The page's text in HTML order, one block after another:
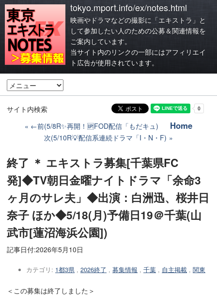
tokyo.mport.info/ex/notes.html
映画やドラマなどの撮影に「エキストラ」と
して参加したい人のための公募＆関連情報を
ご案内しています。
当サイト内のリンクの一部にはアフィリエイ
ト広告が使用されています。
サイト内検索
←前(5/8R✨️再開！🆙FOD配信「もだキュ)
Home
次(5/10R💡配信系連続ドラマ「I・N・F)
終了 ＊ エキストラ募集[千葉県FC
発]◆TV朝日金曜ナイトドラマ「余命3
ヶ月のサレ夫」◆出演：白洲迅、桜井日
奈子 ほか◆5/18(月)予備日19＠千葉(山
武市[蓮沼海浜公園])
記事日付:2026年5月10日
カテゴリ: 1都3県 , 2026終了 , 募集情報 , 千葉 , 自主掲載 , 関東
＜この募集は終了しました＞